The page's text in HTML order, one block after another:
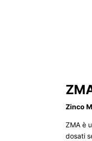
Zinco
ZMA è
dosati